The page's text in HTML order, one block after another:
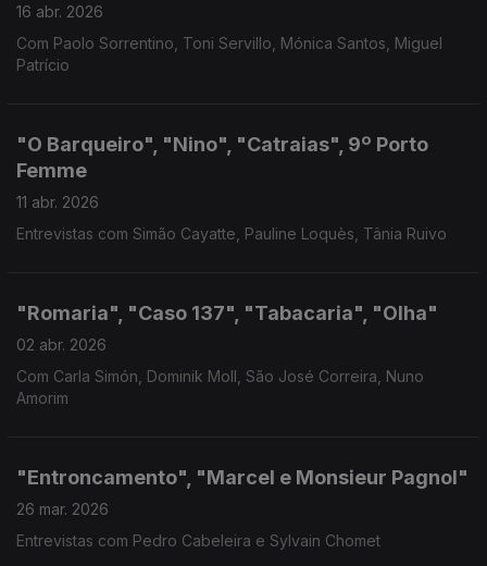
16 abr. 2026
Com Paolo Sorrentino, Toni Servillo, Mónica Santos, Miguel
Patrício
"O Barqueiro", "Nino", "Catraias", 9º Porto
Femme
11 abr. 2026
Entrevistas com Simão Cayatte, Pauline Loquès, Tânia Ruivo
"Romaria", "Caso 137", "Tabacaria", "Olha"
02 abr. 2026
Com Carla Simón, Dominik Moll, São José Correira, Nuno
Amorim
"Entroncamento", "Marcel e Monsieur Pagnol"
26 mar. 2026
Entrevistas com Pedro Cabeleira e Sylvain Chomet